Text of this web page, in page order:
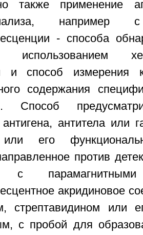
также применение
анализа, например
- способа
и способ измерения
содержания
Способ
антигена, антитела или
его
против
с
акридиновое
стрептавидином или
с пробой для